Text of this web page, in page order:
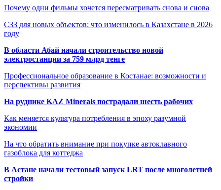
Почему одни фильмы хочется пересматривать снова и снова
СЗЗ для новых объектов: что изменилось в Казахстане в 2026
году
В области Абай начали строительство новой
электростанции за 759 млрд тенге
Профессиональное образование в Костанае: возможности и
перспективы развития
На руднике KAZ Minerals пострадали шесть рабочих
Как меняется культура потребления в эпоху разумной
экономии
На что обратить внимание при покупке автоклавного
газоблока для коттеджа
В Астане начали тестовый запуск LRT после многолетней
стройки